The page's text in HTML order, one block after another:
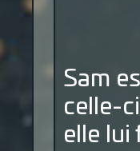
Sam
celle-
elle lui